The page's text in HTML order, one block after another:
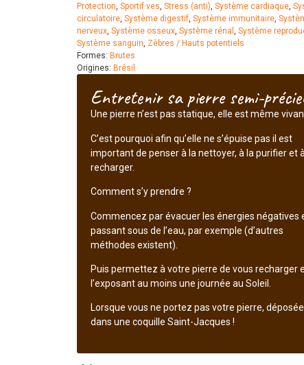
Protection, Sportif·ves, Stress (anti), Système cardiaque,
circulatoire, Système digestif, Système immunitaire,
nerveux, Système osseux, Système rénal , Système
Système sanguin, Zèbres / Hauts potentiels
Formes: Brutes
Origines: Brésil
Entretenir sa pierre semi-
Une pierre n’est pas statique, elle est même
C’est pourquoi afin qu’elle ne s’épuise pas il est
important de penser à la nettoyer, à la purifier et
recharger.
Comment s’y prendre ?
Commencez par évacuer les énergies négatives
passant sous de l’eau, par exemple (d’autres
méthodes existent).
Puis permettez à votre pierre de vous recharger
l’exposant au moins une journée au Soleil.
Lorsque vous ne portez pas votre pierre,
dans une coquille Saint-Jacques !